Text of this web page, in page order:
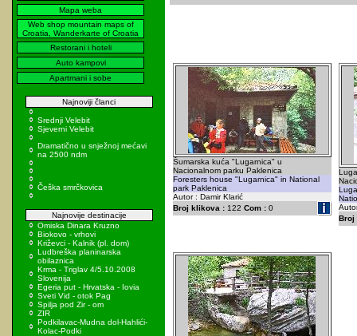
Mapa weba
Web shop mountain maps of
Croatia, Wanderkarte of Croatia
Restorani i hoteli
Auto kampovi
Apartmani i sobe
Najnoviji članci
Srednji Velebit
Sjeverni Velebit
Dramatično u snježnoj mećavi
na 2500 ndm
Češka smrčkovica
Najnovije destinacije
Omiska Dinara Kruzno
Biokovo - vrhovi
Križevci - Kalnik (pl. dom)
Ludbreška planinarska
obilaznica
Krma - Triglav 4/5.10.2008
Slovenija
Egeria put - Hrvatska - Iovia
Sveti Vid - otok Pag
Spilja pod Zir - om
ZIR
Podkilavac-Mudna dol-Hahlići-
Kolac-Podki
Šumarska kuća "Lugarnica" u
Nacionalnom parku Paklenica
Foresters house "Lugarnica" in National
park Paklenica
Autor : Damir Klarić
Broj klikova :122 Com :0
Broj